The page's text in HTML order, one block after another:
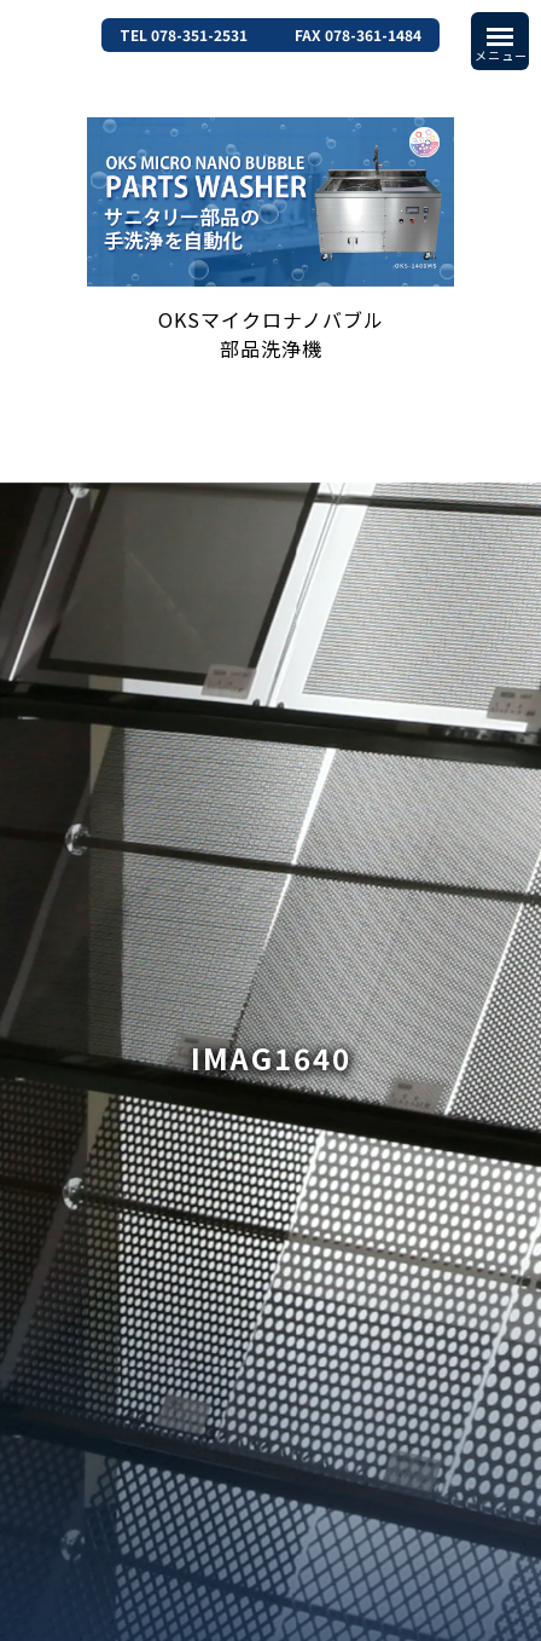
TEL 078-351-2531 FAX 078-361-1484
OKSマイクロナノバブル
部品洗浄機
IMAG1640